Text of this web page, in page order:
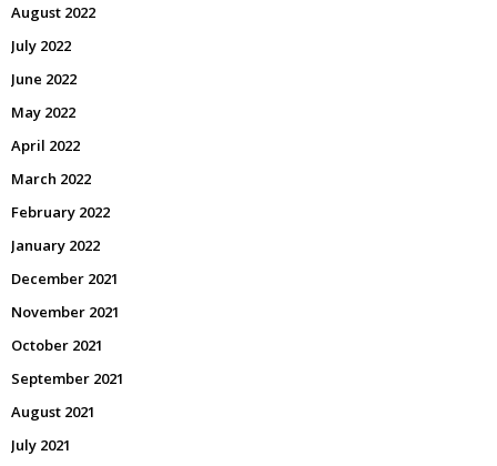
August 2022
July 2022
June 2022
May 2022
April 2022
March 2022
February 2022
January 2022
December 2021
November 2021
October 2021
September 2021
August 2021
July 2021